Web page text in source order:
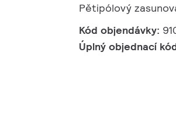
Pětipólový
Kód objendávky:
Úplný objednací